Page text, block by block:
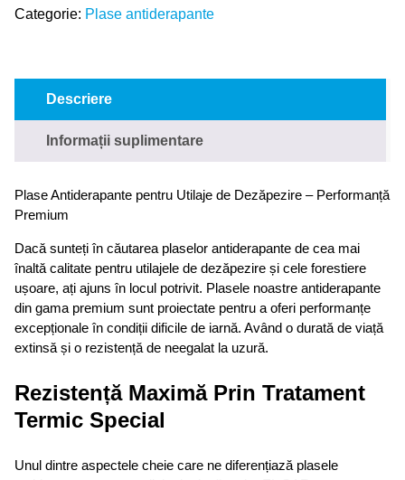
Categorie: Plase antiderapante
Descriere
Informații suplimentare
Plase Antiderapante pentru Utilaje de Dezăpezire – Performanță
Premium
Dacă sunteți în căutarea plaselor antiderapante de cea mai
înaltă calitate pentru utilajele de dezăpezire și cele forestiere
ușoare, ați ajuns în locul potrivit. Plasele noastre antiderapante
din gama premium sunt proiectate pentru a oferi performanțe
excepționale în condiții dificile de iarnă. Având o durată de viață
extinsă și o rezistență de neegalat la uzură.
Rezistență Maximă Prin Tratament
Termic Special
Unul dintre aspectele cheie care ne diferențiază plasele